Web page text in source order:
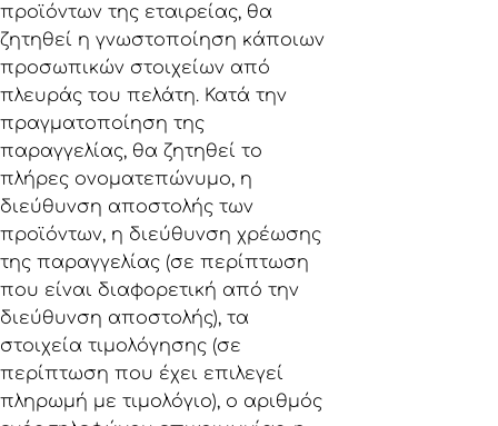
προϊόντων της εταιρείας, θα
ζητηθεί η γνωστοποίηση κάποιων
προσωπικών στοιχείων από
πλευράς του πελάτη. Κατά την
πραγματοποίηση της
παραγγελίας, θα ζητηθεί το
πλήρες ονοματεπώνυμο, η
διεύθυνση αποστολής των
προϊόντων, η διεύθυνση χρέωσης
της παραγγελίας (σε περίπτωση
που είναι διαφορετική από την
διεύθυνση αποστολής), τα
στοιχεία τιμολόγησης (σε
περίπτωση που έχει επιλεγεί
πληρωμή με τιμολόγιο), ο αριθμός